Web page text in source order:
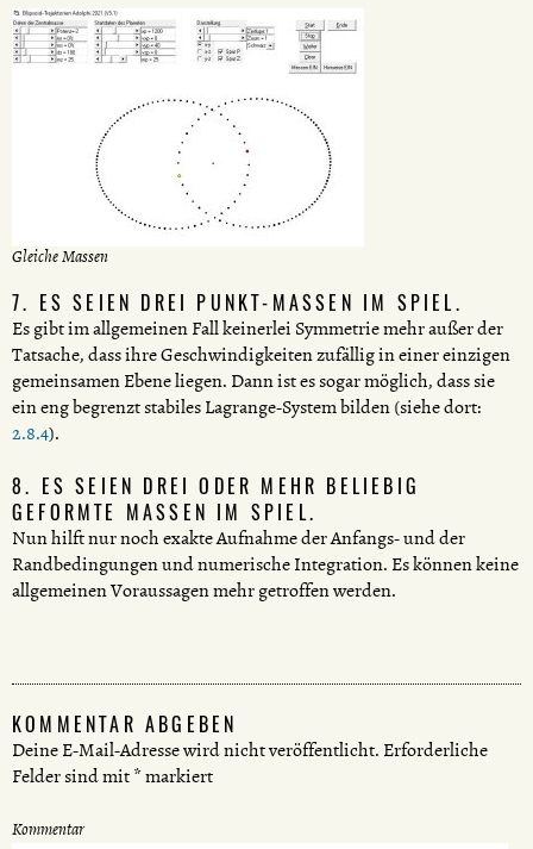
Gleiche Massen
7. ES SEIEN DREI PUNKT-MASSEN IM SPIEL.
Es gibt im allgemeinen Fall keinerlei Symmetrie mehr außer der
Tatsache, dass ihre Geschwindigkeiten zufällig in einer einzigen
gemeinsamen Ebene liegen. Dann ist es sogar möglich, dass sie
ein eng begrenzt stabiles Lagrange-System bilden (siehe dort:
2.8.4).
8. ES SEIEN DREI ODER MEHR BELIEBIG
GEFORMTE MASSEN IM SPIEL.
Nun hilft nur noch exakte Aufnahme der Anfangs- und der
Randbedingungen und numerische Integration. Es können keine
allgemeinen Voraussagen mehr getroffen werden.
KOMMENTAR ABGEBEN
Deine E-Mail-Adresse wird nicht veröffentlicht. Erforderliche
Felder sind mit*markiert
Kommentar